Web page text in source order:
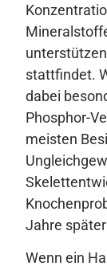
stattfindet.
dabei
Phosphor-
meisten
Jahre
Wenn ein